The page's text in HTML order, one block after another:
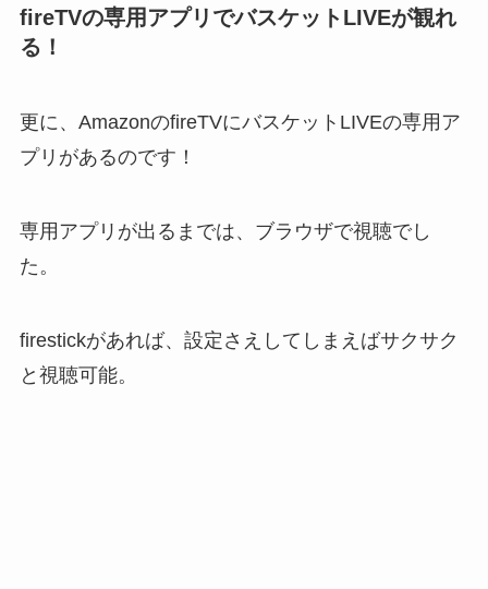
fireTVの専用アプリでバスケットLIVEが観れ
る！
更に、AmazonのfireTVにバスケットLIVEの専用ア
プリがあるのです！
専用アプリが出るまでは、ブラウザで視聴でし
た。
firestickがあれば、設定さえしてしまえばサクサク
と視聴可能。